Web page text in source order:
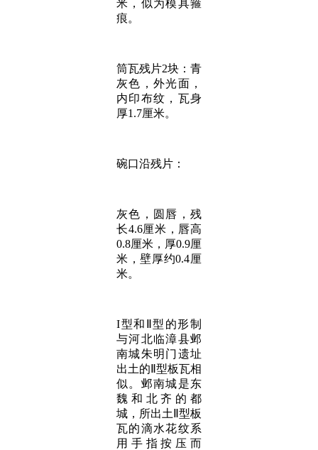
米，似为模具箍
痕。
筒瓦残片2块：青
灰色，外光面，
内印布纹，瓦身
厚1.7厘米。
碗口沿残片：
灰色，圆唇，残
长4.6厘米，唇高
0.8厘米，厚0.9厘
米，壁厚约0.4厘
米。
I型和Ⅱ型的形制
与河北临漳县邺
南城朱明门遗址
出土的Ⅱ型板瓦相
似。邺南城是东
魏和北齐的都
城，所出土Ⅱ型板
瓦的滴水花纹系
用手指按压而